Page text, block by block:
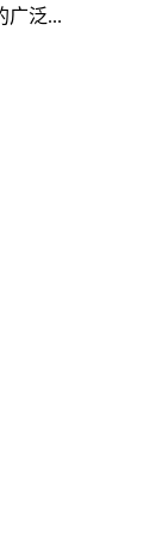
广泛...